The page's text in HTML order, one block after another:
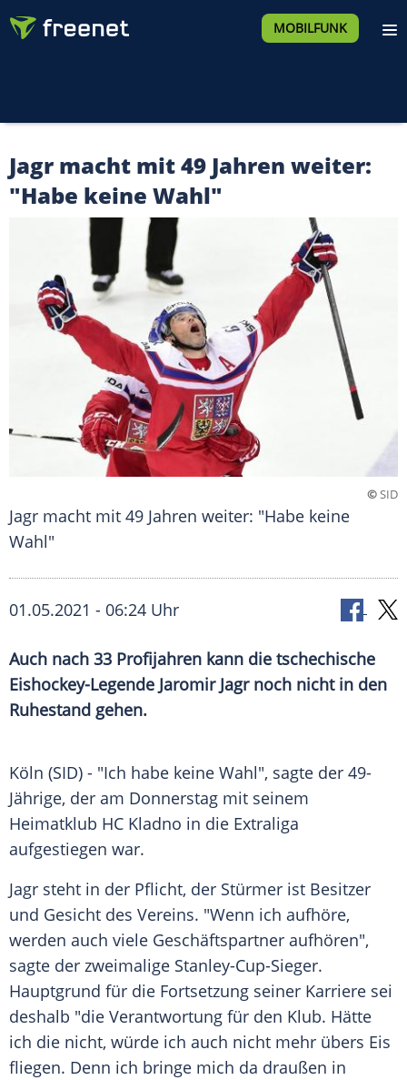
MOBILFUNK
Jagr macht mit 49 Jahren weiter:
"Habe keine Wahl"
©SID
Jagr macht mit 49 Jahren weiter: "Habe keine
Wahl"
01.05.2021 - 06:24 Uhr
Auch nach 33 Profijahren kann die tschechische
Eishockey-Legende Jaromir Jagrnoch nicht in den
Ruhestand gehen.
Köln (SID) - "Ich habe keine Wahl", sagte der 49-
Jährige, der am Donnerstag mit seinem
Heimatklub HC Kladno in die Extraliga
aufgestiegen war.
Jagr steht in der Pflicht, der Stürmer ist Besitzer
und Gesicht des Vereins. "Wenn ich aufhöre,
werden auch viele Geschäftspartner aufhören",
sagte der zweimalige Stanley-Cup-Sieger.
Hauptgrund für die Fortsetzung seiner Karriere sei
deshalb "die Verantwortung für den Klub. Hätte
ich die nicht, würde ich auch nicht mehr übers Eis
fliegen. Denn ich bringe mich da draußen in